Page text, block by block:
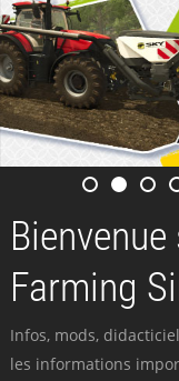
Farming
Infos, mods,
les informations